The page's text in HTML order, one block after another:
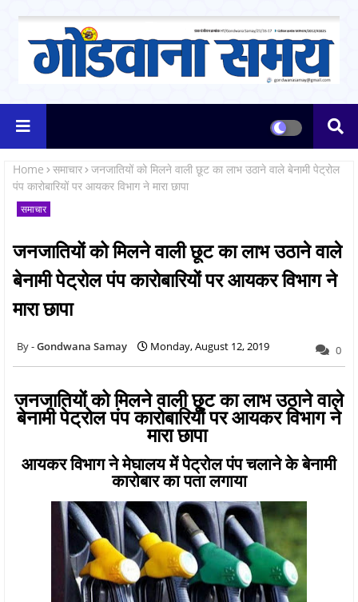
Home समाचार जनजातियों को मिलने वाली छूट का लाभ उठाने वाले बेनामी पेट्रोल
पंप कारोबारियों पर आयकर विभाग ने मारा छापा
समाचार
जनजातियों को मिलने वाली छूट का लाभ उठाने वाले
बेनामी पेट्रोल पंप कारोबारियों पर आयकर विभाग ने
मारा छापा
Gondwana Samay Monday, August 12, 2019 0
जनजातियों को मिलने वाली छूट का लाभ उठाने वाले
बेनामी पेट्रोल पंप कारोबारियों पर आयकर विभाग ने
मारा छापा
आयकर विभाग ने मेघालय में पेट्रोल पंप चलाने के बेनामी
कारोबार का पता लगाया